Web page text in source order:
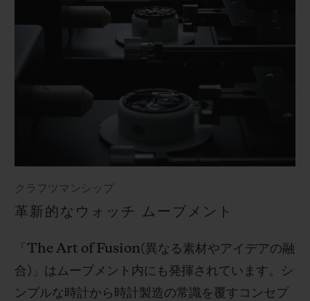
クラフツマンシップ
革新的なウォッチ ムーブメント
The Art of Fusion(異なる素材やアイデアの融
合) 」はムーブメント内にも発揮されています。シ
ンプルな時計から時計製造の常識を覆すコンセプ